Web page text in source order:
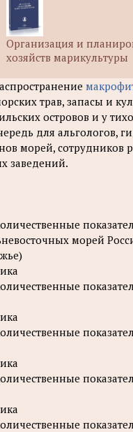
Организация и
хозяйств марикультуры
трав, запасы и
островов и у
для альгологов,
морей, сотрудников
заведений.
морей